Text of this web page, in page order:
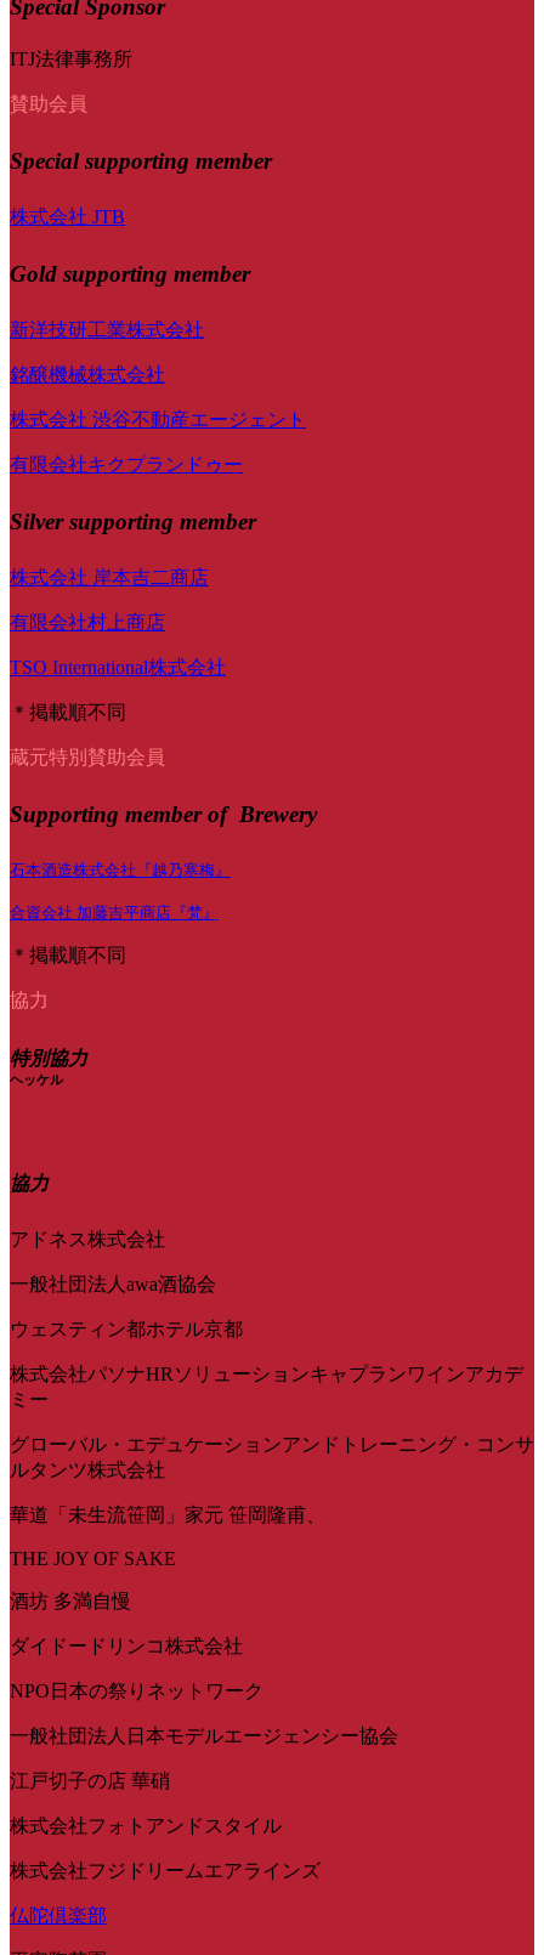
Special Sponsor
ITJ法律事務所
賛助会員
Specialsupporting member
株式会社 JTB
Gold supporting member
新洋技研工業株式会社
銘醸機械株式会社
株式会社 渋谷不動産エージェント
有限会社キクプランドゥー
Silver supporting member
株式会社 岸本吉二商店
有限会社村上商店
TSO International株式会社
＊掲載順不同
蔵元特別賛助会員
Supporting member of Brewery
石本酒造株式会社『越乃寒梅』
合資会社 加藤吉平商店『梵』
＊掲載順不同
協力
特別協力
ヘッケル
協力
アドネス株式会社
一般社団法人awa酒協会
ウェスティン都ホテル京都
株式会社パソナHRソリューションキャプランワインアカデ
ミー
グローバル・エデュケーションアンドトレーニング・コンサ
ルタンツ株式会社
華道「未生流笹岡」家元 笹岡隆甫、
THE JOY OF SAKE
酒坊 多満自慢
ダイドードリンコ株式会社
NPO日本の祭りネットワーク
一般社団法人日本モデルエージェンシー協会
江戸切子の店 華硝
株式会社フォトアンドスタイル
株式会社フジドリームエアラインズ
仏陀倶楽部